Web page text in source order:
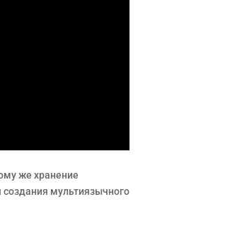
же хранение
мультиязычного